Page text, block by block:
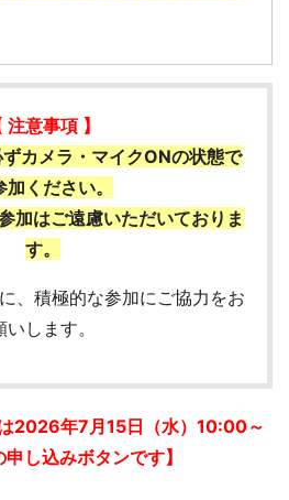
注意事項 】
カメラ・マイクONの状態で
加ください。
加はご遠慮いただいておりま
す。
、積極的な参加にご協力をお
いします。
は2026年7月15日（水）10:00～
し込みボタンです】